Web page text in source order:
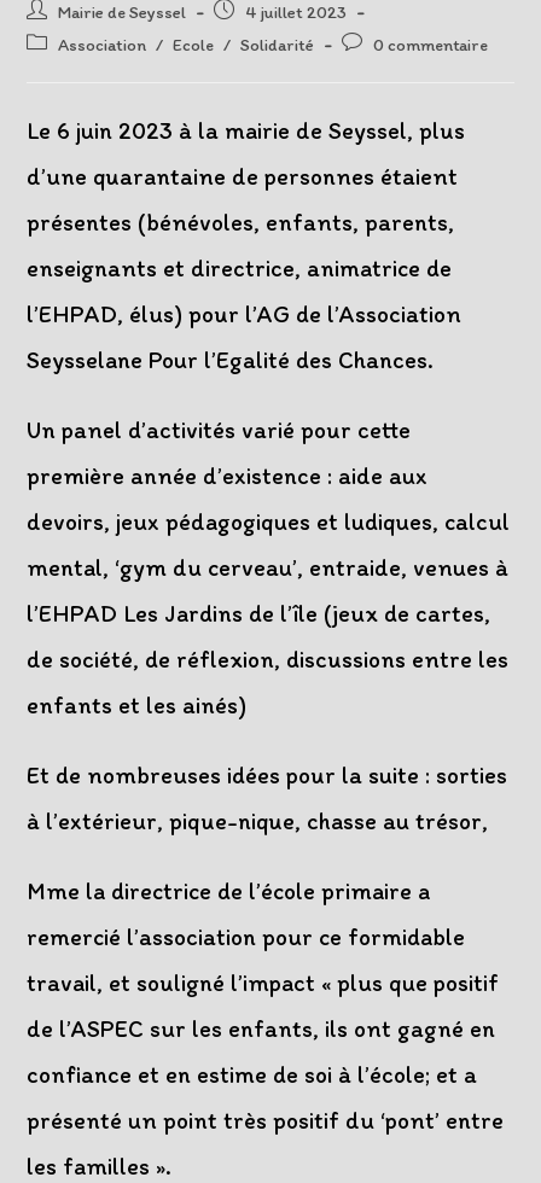
Auteur/autrice
de
Mairie de Seyssel
Post
published:
4 juillet 2023
PostAssociation / Ecole / Solidarité
Post0 commentaire
Le 6 juin 2023 à la mairie de Seyssel, plus
d’une quarantaine de personnes étaient
présentes (bénévoles, enfants, parents,
enseignants et directrice, animatrice de
l’EHPAD, élus) pour l’AG de l’Association
Seysselane Pour l’Egalité des Chances.
Un panel d’activités varié pour cette
première année d’existence : aide aux
devoirs, jeux pédagogiques et ludiques, calcul
mental, ‘gym du cerveau’, entraide, venues à
l’EHPAD Les Jardins de l’île (jeux de cartes,
de société, de réflexion, discussions entre les
enfants et les ainés)
Et de nombreuses idées pour la suite : sorties
à l’extérieur, pique-nique, chasse au trésor,
Mme la directrice de l’école primaire a
remercié l’association pour ce formidable
travail, et souligné l’impact « plus que positif
de l’ASPEC sur les enfants, ils ont gagné en
confiance et en estime de soi à l’école; et a
présenté un point très positif du ‘pont’ entre
les familles ».